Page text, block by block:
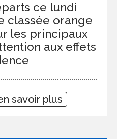
ce lundi
classée orange
les principaux
aux effets
savoir plus